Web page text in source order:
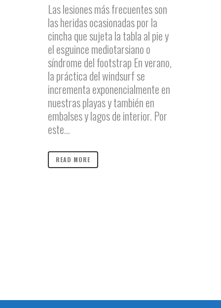
Las lesiones más frecuentes son
las heridas ocasionadas por la
cincha que sujeta la tabla al pie y
el esguince mediotarsiano o
síndrome del footstrap En verano,
la práctica del windsurf se
incrementa exponencialmente en
nuestras playas y también en
embalses y lagos de interior. Por
este...
READ MORE